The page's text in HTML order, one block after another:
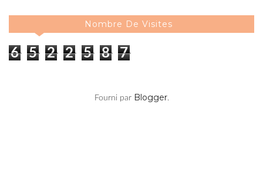
Nombre De Visites
6 5 2 2 5 8 8
Fourni par Blogger.